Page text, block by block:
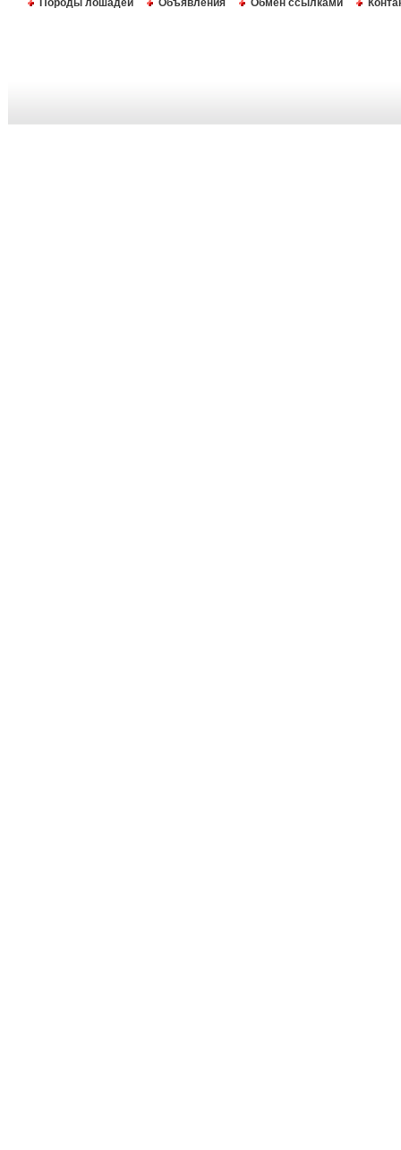
Породы лошадей Объявления Обмен ссылками